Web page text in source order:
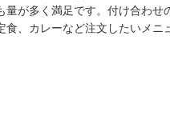
量が多く満足です。付け合わ
食、カレーなど注文したいメ